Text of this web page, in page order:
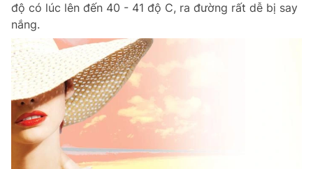
độ có lúc lên đến 40 - 41 độ C, ra đường rất dễ bị say
nắng.